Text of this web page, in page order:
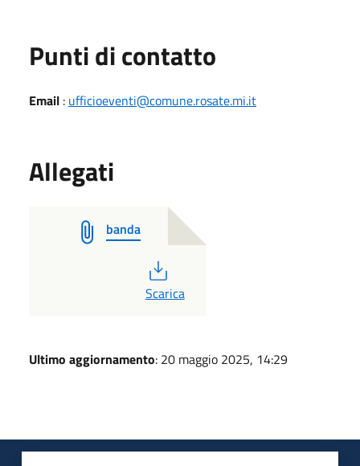
Punti di contatto
Email : ufficioeventi@comune.rosate.mi.it
Allegati
banda
PDF
Scarica
Ultimo aggiornamento: 20 maggio 2025, 14:29